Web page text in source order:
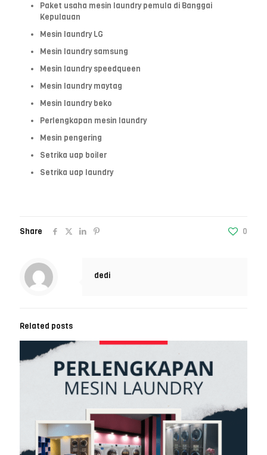
Paket usaha mesin laundry pemula di Banggai
Kepulauan
Mesin laundry LG
Mesin laundry samsung
Mesin laundry speedqueen
Mesin laundry maytag
Mesin laundry beko
Perlengkapan mesin laundry
Mesin pengering
Setrika uap boiler
Setrika uap laundry
Share 0
dedi
Related posts